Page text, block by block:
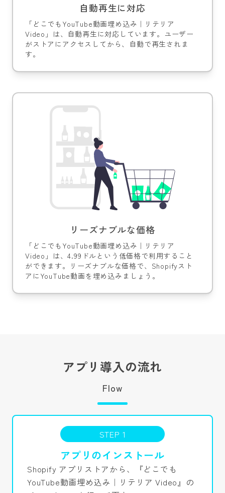
自動再生に対応
「どこでもYouTube動画埋め込み｜リテリア
Video」は、自動再生に対応しています。ユーザー
がストアにアクセスしてから、自動で再生されま
す。
リーズナブルな価格
「どこでもYouTube動画埋め込み｜リテリア
Video」は、4.99ドルという低価格で利用すること
ができます。リーズナブルな価格で、Shopifyスト
アにYouTube動画を埋め込みましょう。
アプリ導入の流れ
Flow
STEP 1
アプリのインストール
Shopify アプリストアから、『どこでも
YouTube動画埋め込み｜リテリア Video』の